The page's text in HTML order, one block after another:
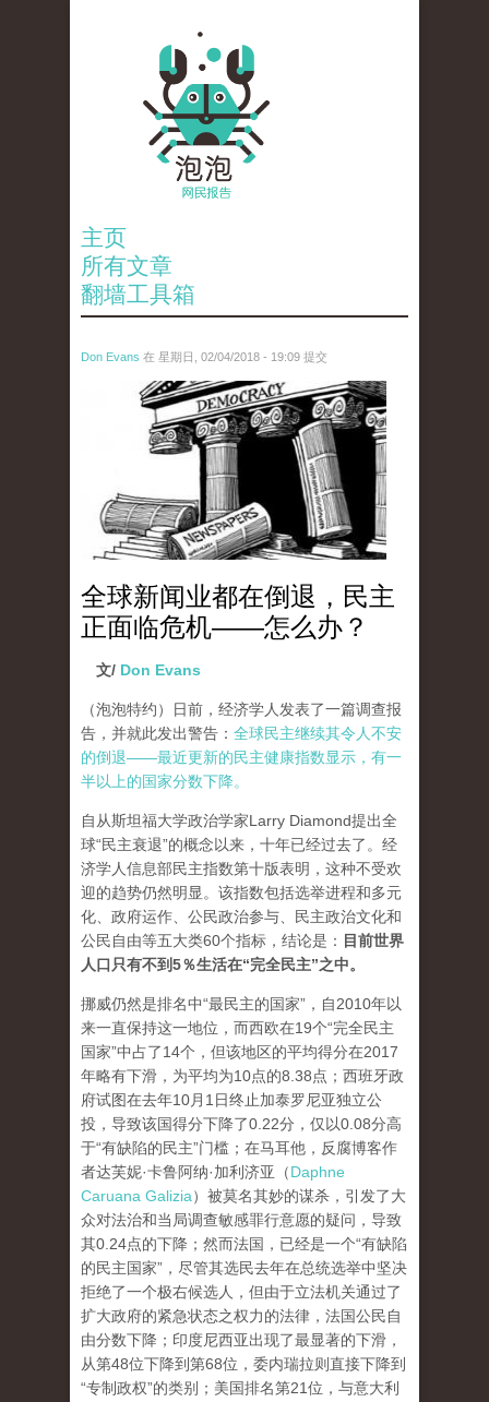
主页
所有文章
翻墙工具箱
Don Evans 在 星期日, 02/04/2018 - 19:09 提交
wechatimg1287.jpeg
全球新闻业都在倒退，民主
正面临危机——怎么办？
文/ Don Evans
（泡泡特约）
日前，经济学人发表了一篇调查报
告，并就此发出警告： 全球民主继续其令人不安
的倒退——最近更新的民主健康指数显示，有一
半以上的国家分数下降。
自从斯坦福大学政治学家Larry Diamond提出全
球“民主衰退”的概念以来，十年已经过去了。经
济学人信息部民主指数第十版表明，这种不受欢
迎的趋势仍然明显。该指数包括选举进程和多元
化、政府运作、公民政治参与、民主政治文化和
公民自由等五大类60个指标，结论是： 目前世界
人口只有不到5％生活在“完全民主”之中。
挪威仍然是排名中“最民主的国家”，自2010年以
来一直保持这一地位，而西欧在19个“完全民主
国家”中占了14个，但该地区的平均得分在2017
年略有下滑，为平均为10点的8.38点；西班牙政
府试图在去年10月1日终止加泰罗尼亚独立公
投，导致该国得分下降了0.22分，仅以0.08分高
于“有缺陷的民主”门槛；在马耳他，反腐博客作
者达芙妮·卡鲁阿纳·加利济亚（Daphne
Caruana Galizia）被莫名其妙的谋杀，引发了大
众对法治和当局调查敏感罪行意愿的疑问，导致
其0.24点的下降；然而法国，已经是一个“有缺陷
的民主国家”，尽管其选民去年在总统选举中坚决
拒绝了一个极右候选人，但由于立法机关通过了
扩大政府的紧急状态之权力的法律，法国公民自
由分数下降；印度尼西亚出现了最显著的下滑，
从第48位下降到第68位，委内瑞拉则直接下降到
“专制政权”的类别；美国排名第21位，与意大利